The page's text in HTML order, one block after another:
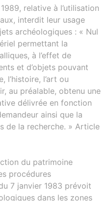
relative à l’utilisation
interdit leur usage
archéologiques : « Nul
permettant la
à l’effet de
et d’objets pouvant
l’histoire, l’art ou
au préalable, obtenu une
délivrée en fonction
ainsi que la
de la recherche. » Article
du patrimoine
procédures
7 janvier 1983 prévoit
dans les zones